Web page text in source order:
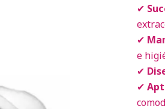
✔
✔
e
✔
✔